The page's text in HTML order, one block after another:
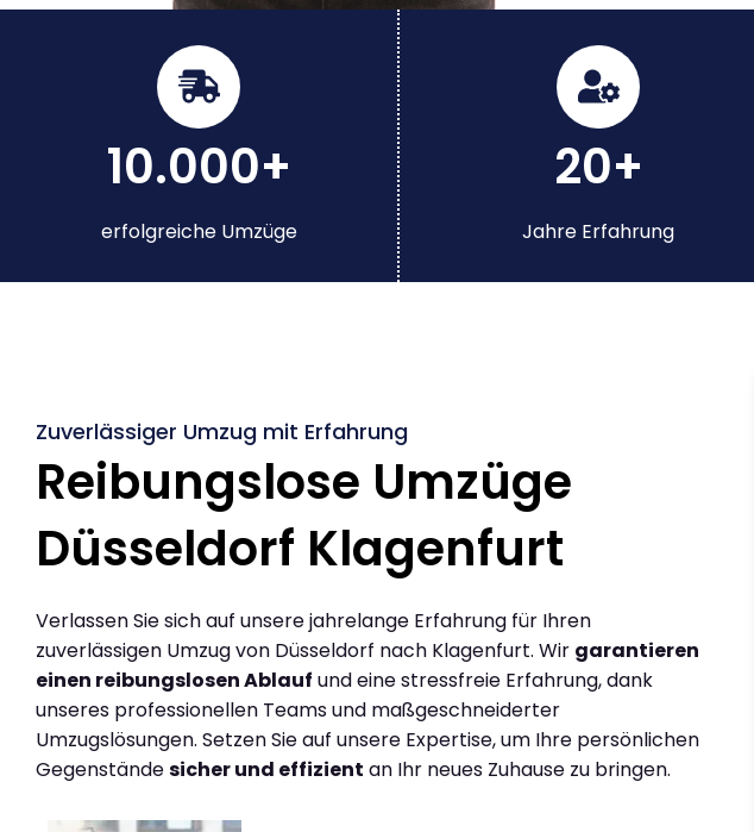
10.000+
erfolgreiche Umzüge
20+
Jahre Erfahrung
Zuverlässiger Umzug mit Erfahrung
Reibungslose Umzüge
Düsseldorf Klagenfurt
Verlassen Sie sich auf unsere jahrelange Erfahrung für Ihren
zuverlässigen Umzug von Düsseldorf nach Klagenfurt. Wir garantieren
einen reibungslosen Ablauf und eine stressfreie Erfahrung, dank
unseres professionellen Teams und maßgeschneiderter
Umzugslösungen. Setzen Sie auf unsere Expertise, um Ihre persönlichen
Gegenständesicher und effizient an Ihr neues Zuhause zu bringen.